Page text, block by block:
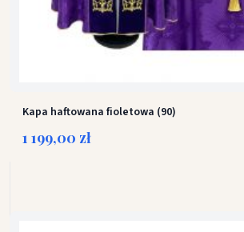
Kapa haftowana fioletowa (90)
1 199,00 zł